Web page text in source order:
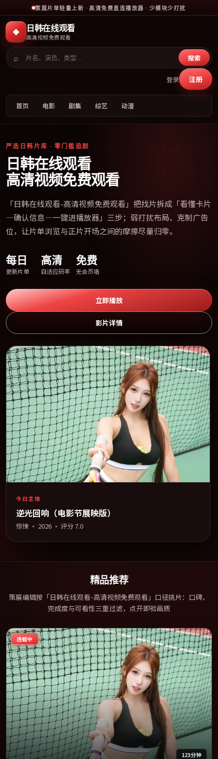
策展片单轻量上新 · 高清免费直连播放器 · 少模块少打扰
◆ 日韩在线观看
高清视频免费观看
首页 电影 剧集 综艺 动漫
⌕ 搜索
登录 注册
严选日韩片库 · 零门槛追剧
日韩在线观看
高清视频免费观看
「日韩在线观看-高清视频免费观看 」把找片拆成「看懂卡片
—确认信息—一键进播放器」三步；弱打扰布局、克制广告
位，让片单浏览与正片开场之间的摩擦尽量归零。
每日
更新片单
高清
自适应码率
免费
无会员墙
立即播放
影片详情
今日主推
逆光回响（电影节展映版）
惊悚 · 2026 · 评分 7.0
精品推荐
策展编辑按「日韩在线观看-高清视频免费观看」口径挑片：口碑、
完成度与可看性三重过滤，点开即验画质
连载中
123分钟